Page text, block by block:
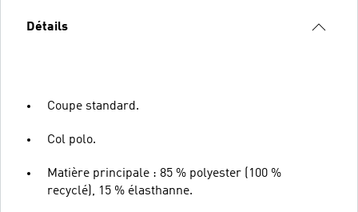
Détails
Coupe standard.
Col polo.
Matière principale : 85 % polyester (100 %
recyclé), 15 % élasthanne.